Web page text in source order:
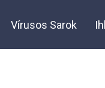
Vírusos Sarok